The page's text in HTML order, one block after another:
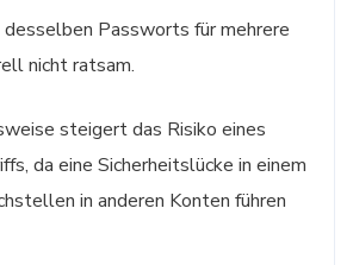
Passworts für mehrere
nicht ratsam.
steigert das Risiko eines
da eine Sicherheitslücke in einem
in anderen Konten führen